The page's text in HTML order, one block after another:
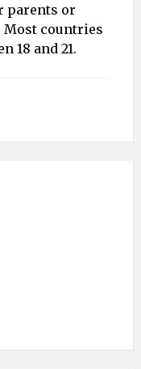
parents or
Most countries
18 and 21.